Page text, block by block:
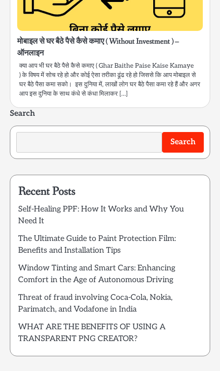
मोबाइल से घर बैठे पैसे कैसे कमाए ( Without Investment ) –
ऑनलाइन
क्या आप भी घर बैठे पैसे कैसे कमाए ( Ghar Baithe Paise Kaise Kamaye
) के विषय में सोच रहे हो और कोई ऐसा तरीका ढूंढ रहे हो जिससे कि आप मोबाइल से
घर बैठे पैसा कमा सको। इस दुनिया में, लाखों लोग घर बैठे पैसा कमा रहे हैं और अगर
आप इस दुनिया के साथ कंधे से कंधा मिलाकर […]
Search
Search
Recent Posts
Self-Healing PPF: How It Works and Why You
Need It
The Ultimate Guide to Paint Protection Film:
Benefits and Installation Tips
Window Tinting and Smart Cars: Enhancing
Comfort in the Age of Autonomous Driving
Threat of fraud involving Coca-Cola, Nokia,
Parimatch, and Vodafone in India
WHAT ARE THE BENEFITS OF USING A
TRANSPARENT PNG CREATOR?